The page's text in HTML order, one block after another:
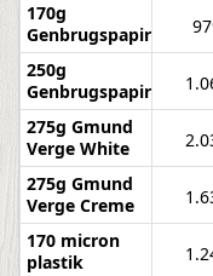
170g
Genbrugspapir
250g
Genbrugspapir
275g Gmund
Verge White
275g Gmund
Verge Creme
170 micron
plastik